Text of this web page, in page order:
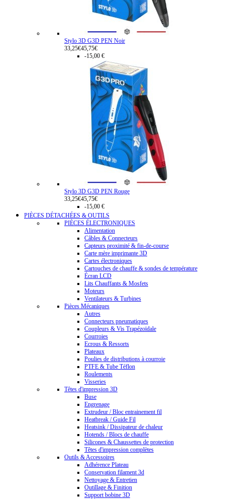
Stylo 3D G3D PEN Noir
33,25€45,75€
-15,00 €
Stylo 3D G3D PEN Rouge
33,25€45,75€
-15,00 €
PIÈCES DÉTACHÉES & OUTILS
PIÈCES ÉLECTRONIQUES
Alimentation
Câbles & Connecteurs
Capteurs proximité & fin-de-course
Carte mère imprimante 3D
Cartes électroniques
Cartouches de chauffe & sondes de température
Écran LCD
Lits Chauffants & Mosfets
Moteurs
Ventilateurs & Turbines
Pièces Mécaniques
Autres
Connecteurs pneumatiques
Coupleurs & Vis Trapézoïdale
Courroies
Ecrous & Ressorts
Plateaux
Poulies de distributions à courroie
PTFE & Tube Téflon
Roulements
Visseries
Têtes d'impression 3D
Buse
Engrenage
Extrudeur / Bloc entrainement fil
Heatbreak / Guide Fil
Heatsink / Dissipateur de chaleur
Hotends / Blocs de chauffe
Silicones & Chaussettes de protection
Têtes d'impression complètes
Outils & Accessoires
Adhérence Plateau
Conservation filament 3d
Nettoyage & Entretien
Outillage & Finition
Support bobine 3D